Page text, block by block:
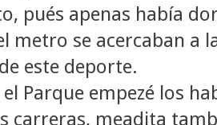
pués apenas había
metro se acercaban a
este deporte.
el Parque empezé los
carreras, meadita